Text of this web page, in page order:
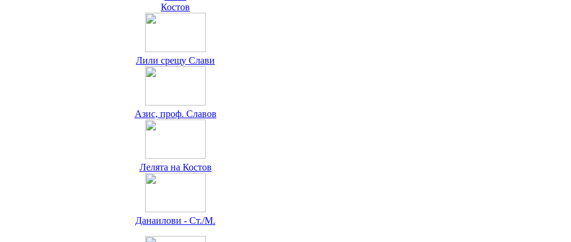
Костов
Лили срещу Слави
Азис, проф. Славов
Лелята на Костов
Данаилови - Ст./М.